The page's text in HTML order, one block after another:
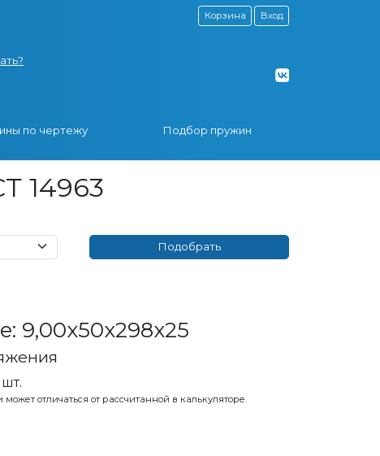
Корзина Вход
по чертежу Подбор пружин
14963
9,00x50x298x25
отличаться от рассчитанной в калькуляторе.